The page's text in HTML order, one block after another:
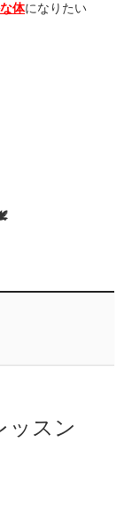
体になりたい
ッスン